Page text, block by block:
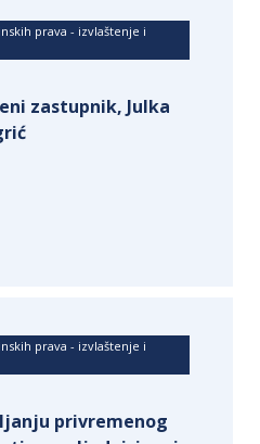
prava - izvlaštenje i
zastupnik, Julka
prava - izvlaštenje i
privremenog